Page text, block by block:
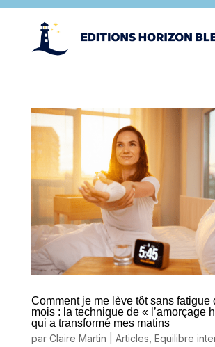
Comment je me lève tôt sans fatigue
mois : la technique de « l’amorçage
qui a transformé mes matins
par Claire Martin Articles Equilibre